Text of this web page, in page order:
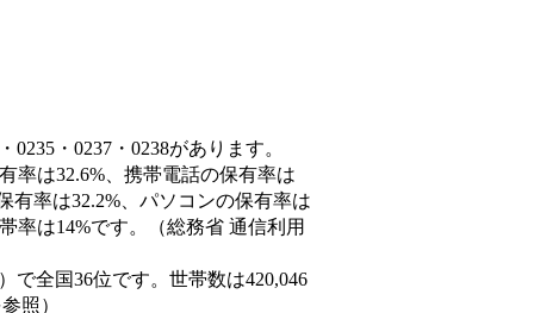
・0237・0238があります。
率は32.6%、携帯電話の保有率は
有率は32.2%、パソコンの保有率は
率は14%です。（総務省 通信利用
で全国36位です。世帯数は420,046
照）